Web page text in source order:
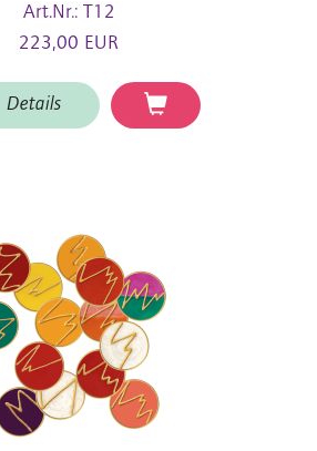
Art.Nr.: T12
223,00 EUR
Details